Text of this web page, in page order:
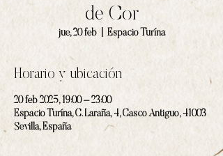
de Cor
jue, 20 feb
  |
Espacio Turína
Horario y ubicación
20 feb 2025, 19:00 – 23:00
Espacio Turína, C. Laraña, 4, Casco Antiguo, 41003
Sevilla, España